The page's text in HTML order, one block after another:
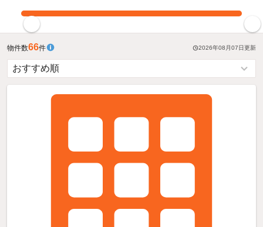
物件数66件 2026年08月07日更新